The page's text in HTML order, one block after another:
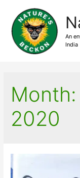
An
India
Month:
2020